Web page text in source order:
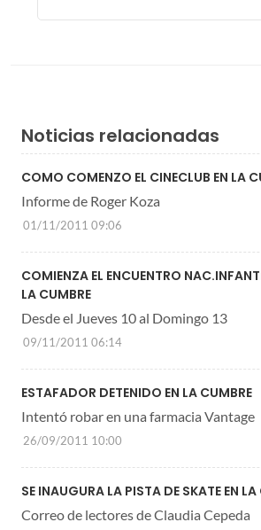
Noticias relacionadas
COMO COMENZO EL CINECLUB EN LA
Informe de Roger Koza
01/11/2011 09:06
COMIENZA EL ENCUENTRO
LA CUMBRE
Desde el Jueves 10 al Domingo 13
09/11/2011 06:14
ESTAFADOR DETENIDO EN LA CUMBRE
Intentó robar en una farmacia Vantage
26/09/2011 10:00
SE INAUGURA LA PISTA DE SKATE EN
Correo de lectores de Claudia Cepeda